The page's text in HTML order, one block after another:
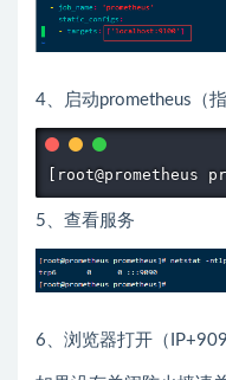
4、启动prometheus（
[root@prometheus
5、查看服务
6、浏览器打开（